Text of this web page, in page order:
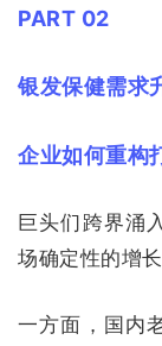
PART 02
银发保健需求
企业如何重构
巨头们跨界涌
场确定性的增长
一方面，国内